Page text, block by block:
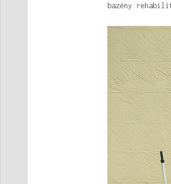
bazény